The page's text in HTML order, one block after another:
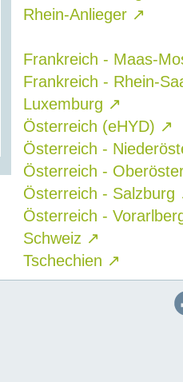
Rhein-Anlieger ↗
Frankreich - Maas-
Frankreich - Rhein-
Luxemburg ↗
Österreich (eHYD) ↗
Österreich -
Österreich -
Österreich - Salzburg
Österreich -
Schweiz ↗
Tschechien ↗